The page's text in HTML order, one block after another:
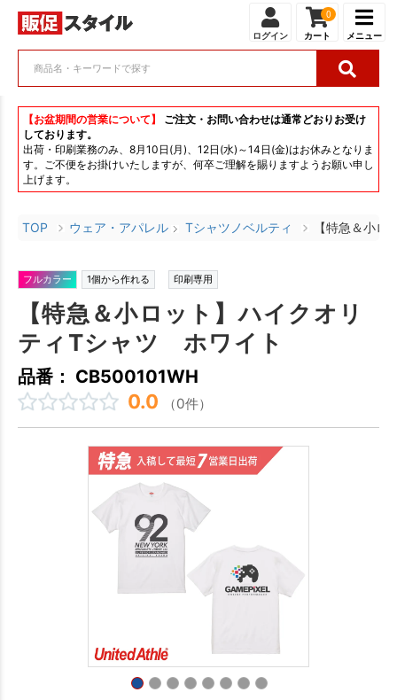
ログイン
0
カート メニュー
【お盆期間の営業について】
ご注文・お問い合わせは通常どおりお受け
しております。
出荷・印刷業務のみ、8月10日(月)、12日(水)～14日(金)はお休みとなりま
す。ご不便をお掛けいたしますが、何卒ご理解を賜りますようお願い申し
上げます。
TOP ウェア・アパレル Tシャツノベルティ 【特急＆小
フルカラー 1個から作れる 印刷専用
【特急＆小ロット】ハイクオリ
ティTシャツ ホワイト
品番： CB500101WH
0.0 （0件）